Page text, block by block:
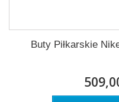
Buty Piłkarskie